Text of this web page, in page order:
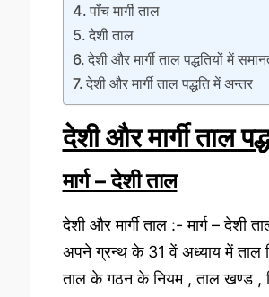
पाँच मार्गी ताल
देशी ताल
देशी और मार्गी ताल पद्धतियों में
देशी और मार्गी ताल पद्धति में अन्तर
देशी और मार्गी ताल
मार्ग – देशी ताल
देशी और मार्गी ताल :- मार्ग – देशी
अपने ग्रन्थ के 31 वें अध्याय में ताल
ताल के गठन के नियम , ताल खण्ड ,